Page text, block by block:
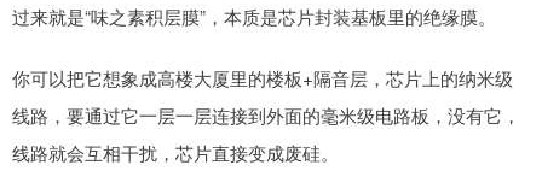
过来就是“味之素积层膜”，本质是芯片封装基板里的绝缘膜。
你可以把它想象成高楼大厦里的楼板+隔音层，芯片上的纳米级
线路，要通过它一层一层连接到外面的毫米级电路板，没有它，
线路就会互相干扰，芯片直接变成废硅。